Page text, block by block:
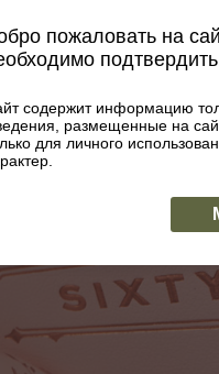
регион Эстели.
табак. По
Послевкусие сладкое,
(178x48), Sixty (152 x
пожаловать на
содержит информацию
размещенные на
для личного